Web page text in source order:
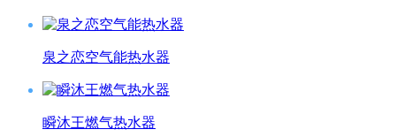
泉之恋空气能热水器
瞬沐王燃气热水器